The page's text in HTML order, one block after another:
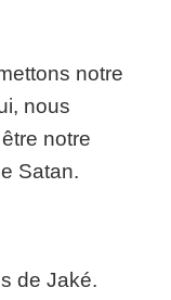
notre
nous
notre
Satan.
de Jaké.